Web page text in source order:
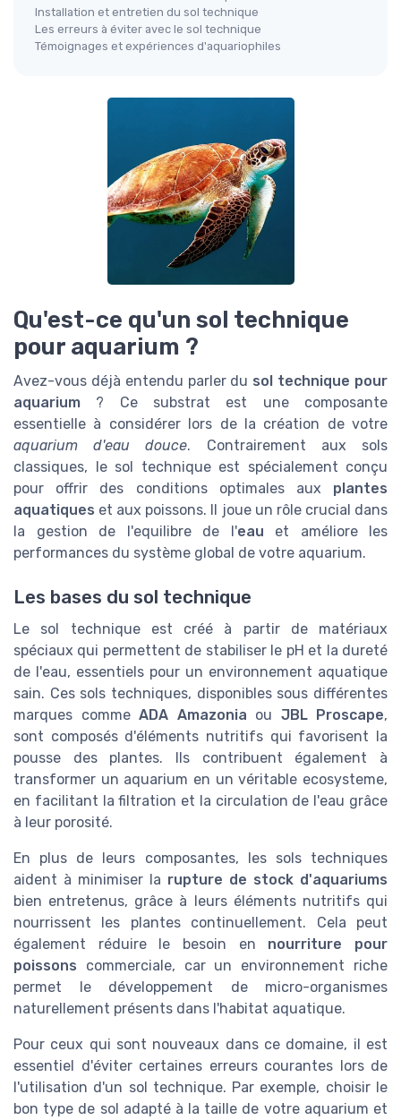
Installation et entretien du sol technique
Les erreurs à éviter avec le sol technique
Témoignages et expériences d'aquariophiles
Qu'est-ce qu'un sol technique
pour aquarium ?
Avez-vous déjà entendu parler du sol technique pour
aquarium ? Ce substrat est une composante
essentielle à considérer lors de la création de votre
aquarium d'eau douce. Contrairement aux sols
classiques, le sol technique est spécialement conçu
pour offrir des conditions optimales aux plantes
aquatiques et aux poissons. Il joue un rôle crucial dans
la gestion de l'equilibre de l'eau et améliore les
performances du système global de votre aquarium.
Les bases du sol technique
Le sol technique est créé à partir de matériaux
spéciaux qui permettent de stabiliser le pH et la dureté
de l'eau, essentiels pour un environnement aquatique
sain. Ces sols techniques, disponibles sous différentes
marques comme ADA Amazonia ou JBL Proscape,
sont composés d'éléments nutritifs qui favorisent la
pousse des plantes. Ils contribuent également à
transformer un aquarium en un véritable ecosysteme,
en facilitant la filtration et la circulation de l'eau grâce
à leur porosité.
En plus de leurs composantes, les sols techniques
aident à minimiser la rupture de stock d'aquariums
bien entretenus, grâce à leurs éléments nutritifs qui
nourrissent les plantes continuellement. Cela peut
également réduire le besoin en nourriture pour
poissons commerciale, car un environnement riche
permet le développement de micro-organismes
naturellement présents dans l'habitat aquatique.
Pour ceux qui sont nouveaux dans ce domaine, il est
essentiel d'éviter certaines erreurs courantes lors de
l'utilisation d'un sol technique. Par exemple, choisir le
bon type de sol adapté à la taille de votre aquarium et